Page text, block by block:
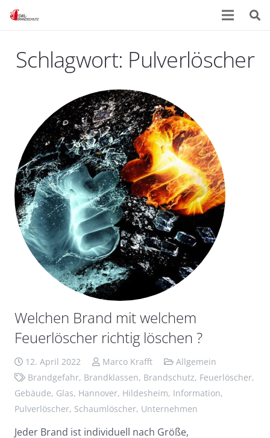
Schlagwort: Pulverlöscher
Welchen Brand mit welchem
Feuerlöscher richtig löschen ?
12. April 2022 Marco Krafft
Allgemein
Brandgefahr, Brandklassen, Brandschutz, Feuerlöscher,
Gebäude, Glas, Hannover, Hildesheim, Information,
Pulverlöscher, Schaumlöscher, Unternehmen
Jeder Brand ist individuell nach Größe,